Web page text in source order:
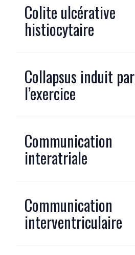
Colite ulcérative
histiocytaire
Collapsus induit par
l’exercice
Communication
interatriale
Communication
interventriculaire